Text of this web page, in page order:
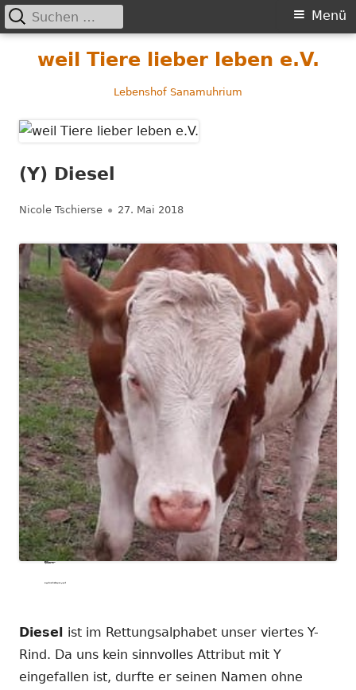
weil Tiere lieber leben e.V.
Lebenshof Sanamuhrium
Primäres
Menü
Menü
Suchen
nach:
(Y) Diesel
Autor
Nicole Tschierse Veröffentlicht
27. Mai 2018
Diesel ist im Rettungsalphabet unser viertes Y-
Rind. Da uns kein sinnvolles Attribut mit Y
eingefallen ist, durfte er seinen Namen ohne